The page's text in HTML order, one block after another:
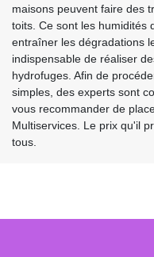
maisons peuvent faire des
toits. Ce sont les humidités
entraîner les dégradations
indispensable de réaliser
hydrofuges. Afin de
simples, des experts sont
vous recommander de
Multiservices. Le prix qu'il
tous.